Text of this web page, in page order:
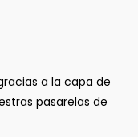
a la capa de
pasarelas de